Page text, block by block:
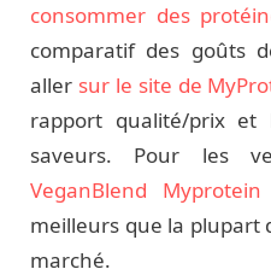
consommer des
comparatif des goûts
aller sur le site de
rapport qualité/prix
saveurs. Pour les
VeganBlend Myprotein
meilleurs que la plupart
marché.